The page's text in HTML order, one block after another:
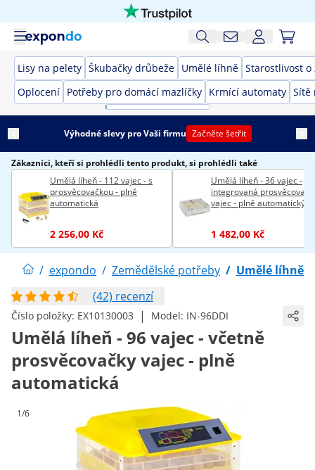
Lisy na pelety Škubačky drůbeže Umělé líhně Starostlivost o
Oplocení Potřeby pro domácí mazlíčky Krmící automaty Sítě
Výhodné slevy pro Vaši firmu Začněte šetřit
Zákazníci, kteří si prohlédli tento produkt, si prohlédli také
Umělá líheň - 112 vajec - s
prosvěcovačkou - plně
automatická
2 256,00 Kč
Umělá líheň - 36 vajec -
integrovaná
vajec - plně automatický
1 482,00 Kč
/ expondo / Zemědělské potřeby / Umělé líhně
(42) recenzí
Číslo položky: EX10130003 | Model: IN-96DDI
Umělá líheň - 96 vajec - včetně
prosvěcovačky vajec - plně
automatická
1/6